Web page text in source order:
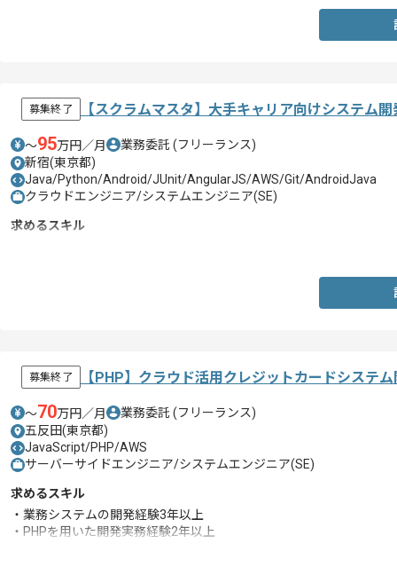
募集終了 【スクラムマスタ】大手キャリア向けシステム
〜95万円／月 業務委託 (フリーランス)
新宿(東京都)
Java/Python/Android/JUnit/AngularJS/AWS/Git/AndroidJava
クラウドエンジニア/システムエンジニア(SE)
求めるスキル
募集終了 【PHP】クラウド活用クレジットカードシステ
〜70万円／月 業務委託 (フリーランス)
五反田(東京都)
JavaScript/PHP/AWS
サーバーサイドエンジニア/システムエンジニア(SE)
求めるスキル
・業務システムの開発経験3年以上
・PHPを用いた開発実務経験2年以上